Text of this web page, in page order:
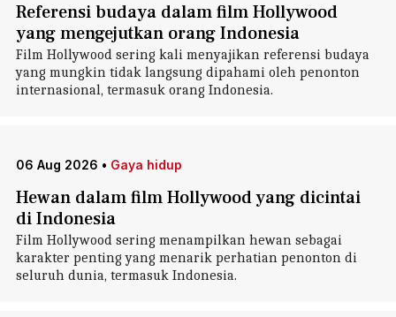
Referensi budaya dalam film Hollywood
yang mengejutkan orang Indonesia
Film Hollywood sering kali menyajikan referensi budaya
yang mungkin tidak langsung dipahami oleh penonton
internasional, termasuk orang Indonesia.
06 Aug 2026 • Gaya hidup
Hewan dalam film Hollywood yang dicintai
di Indonesia
Film Hollywood sering menampilkan hewan sebagai
karakter penting yang menarik perhatian penonton di
seluruh dunia, termasuk Indonesia.